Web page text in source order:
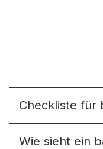
Checkliste für
Wie sieht ein